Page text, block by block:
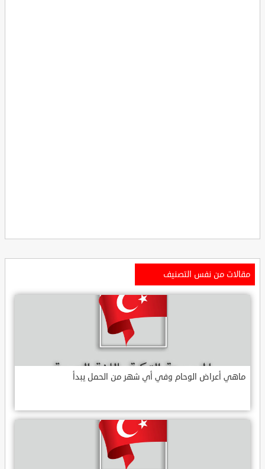
مقالات من نفس التصنيف
ماهي أعراض الوحام وفي أي شهر من الحمل يبدأ